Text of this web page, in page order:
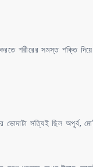
শরীরের সমস্ত শক্তি দিয়ে
ভোদাটা সত্যিই ছিল অপূর্ব,